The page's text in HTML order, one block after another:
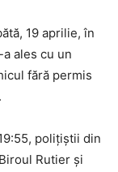
19 aprilie, în
ales cu un
fără permis
polițiștii din
Rutier și